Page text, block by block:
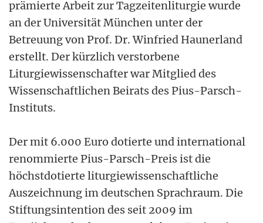
prämierte Arbeit zur Tagzeitenliturgie wurde
an der Universität München unter der
Betreuung von Prof. Dr. Winfried Haunerland
erstellt. Der kürzlich verstorbene
Liturgiewissenschafter war Mitglied des
Wissenschaftlichen Beirats des Pius-Parsch-
Instituts.
Der mit 6.000 Euro dotierte und international
renommierte Pius-Parsch-Preis ist die
höchstdotierte liturgiewissenschaftliche
Auszeichnung im deutschen Sprachraum. Die
Stiftungsintention des seit 2009 im